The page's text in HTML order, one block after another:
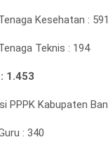
Kesehatan : 591
Teknis : 194
1.453
PPPK Kabupaten
: 340